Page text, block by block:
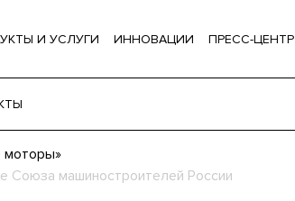
И УСЛУГИ ИННОВАЦИИ ПРЕСС-ЦЕНТР
Союза машиностроителей России